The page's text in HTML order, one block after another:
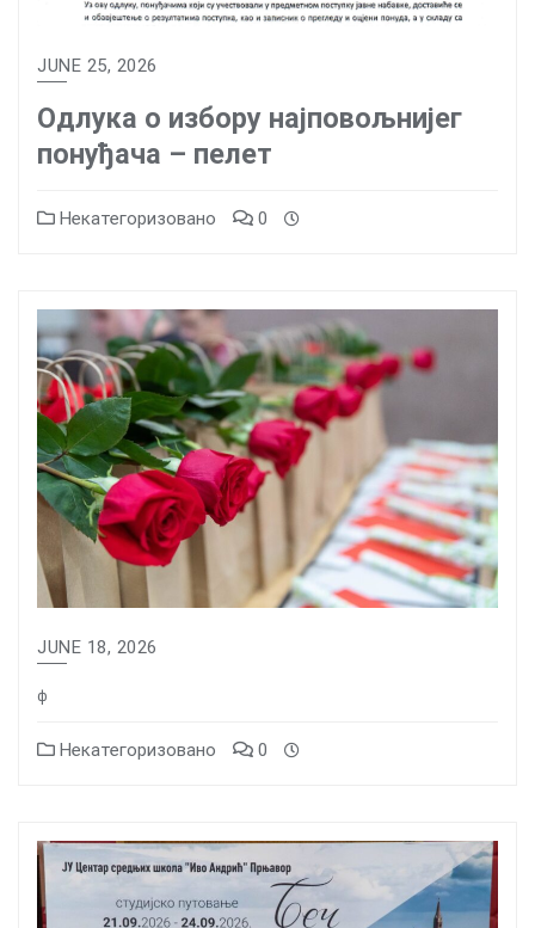
JUNE 25, 2026
Одлука о избору најповољнијег
понуђача – пелет
Некатегоризовано 0
JUNE 18, 2026
ф
Некатегоризовано 0